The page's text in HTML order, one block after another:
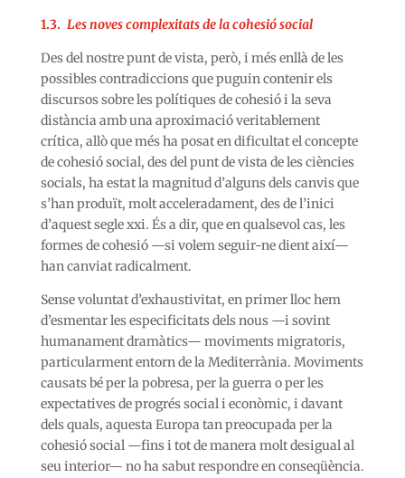
1.3. Les noves complexitats de la cohesió social
Des del nostre punt de vista, però, i més enllà de les
possibles contradiccions que puguin contenir els
discursos sobre les polítiques de cohesió i la seva
distància amb una aproximació veritablement
crítica, allò que més ha posat en dificultat el concepte
de cohesió social, des del punt de vista de les ciències
socials, ha estat la magnitud d’alguns dels canvis que
s’han produït, molt acceleradament, des de l’inici
d’aquest segle xxi. És a dir, que en qualsevol cas, les
formes de cohesió —si volem seguir-ne dient així—
han canviat radicalment.
Sense voluntat d’exhaustivitat, en primer lloc hem
d’esmentar les especificitats dels nous —i sovint
humanament dramàtics— moviments migratoris,
particularment entorn de la Mediterrània. Moviments
causats bé per la pobresa, per la guerra o per les
expectatives de progrés social i econòmic, i davant
dels quals, aquesta Europa tan preocupada per la
cohesió social —fins i tot de manera molt desigual al
seu interior— no ha sabut respondre en conseqüència.